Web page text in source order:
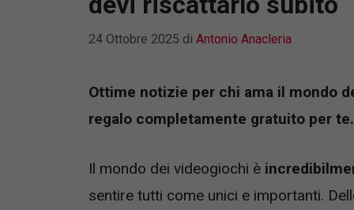
24 Ottobre 2025 di Antonio Anacleria
Ottime notizie per chi ama il mondo
regalo completamente gratuito per te.
Il mondo dei videogiochi è
sentire tutti come unici e importanti.